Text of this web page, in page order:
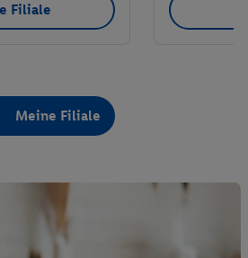
Filiale
Meine Filiale